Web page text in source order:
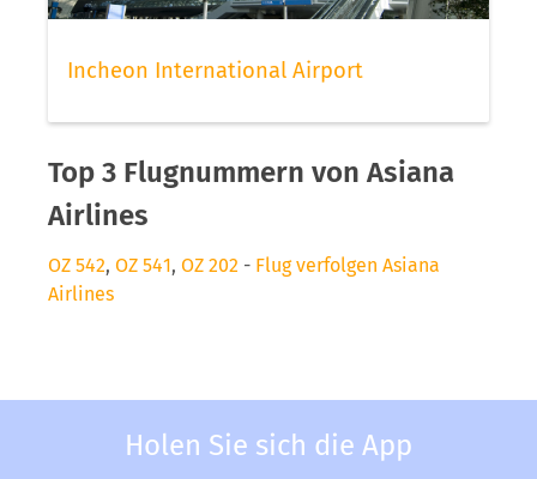
Incheon International Airport
Top 3 Flugnummern von Asiana
Airlines
OZ 542, OZ 541, OZ 202 - Flug verfolgen Asiana
Airlines
Holen Sie sich die App